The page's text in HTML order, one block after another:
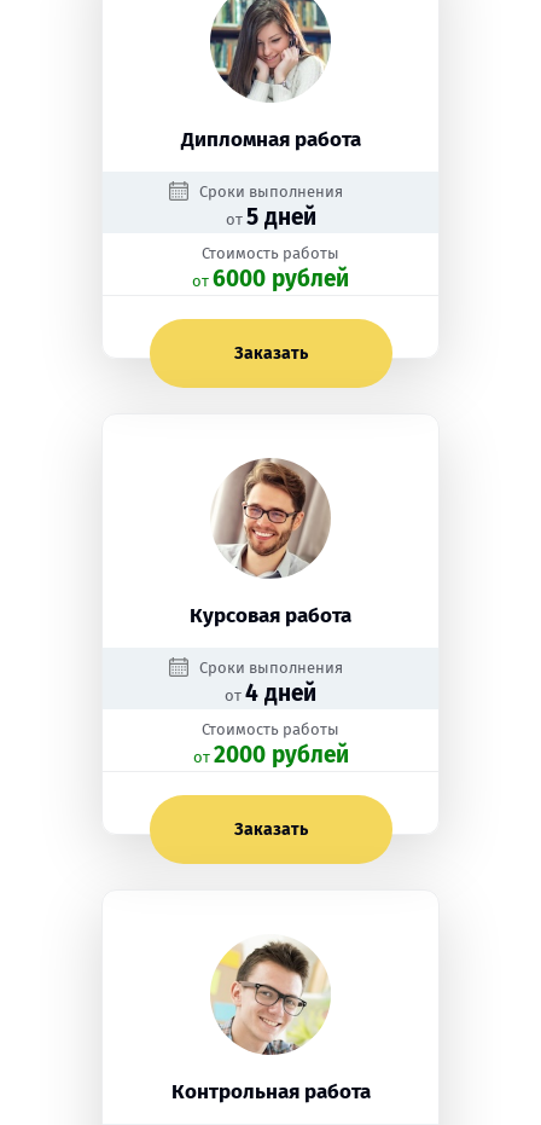
Дипломная работа
Сроки выполнения
от 5 дней
Стоимость работы
oт 6000 рублей
Заказать
Курсовая работа
Сроки выполнения
от 4 дней
Стоимость работы
oт 2000 рублей
Заказать
Контрольная работа